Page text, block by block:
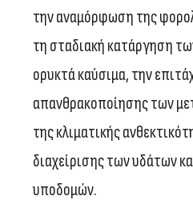
την αναμόρφωση της
τη σταδιακή κατάργηση
ορυκτά καύσιμα, την
απανθρακοποίησης των
της κλιματικής
διαχείρισης των υδάτων
υποδομών.